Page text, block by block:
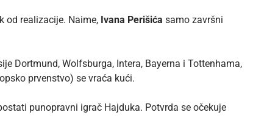
od realizacije. Naime, Ivana Perišića samo završni
Dortmund, Wolfsburga, Intera, Bayerna i Tottenhama,
prvenstvo) se vraća kući.
punopravni igrač Hajduka. Potvrda se očekuje